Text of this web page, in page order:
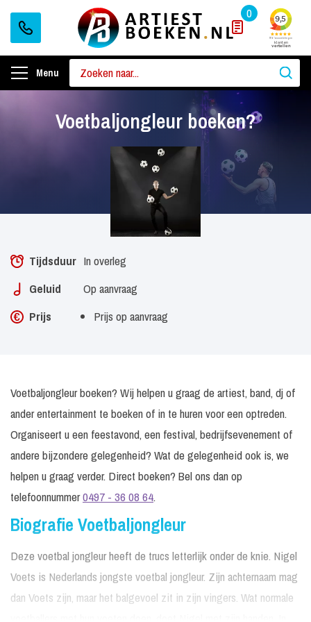
0
Menu
Voetbaljongleur boeken?
Tijdsduur In overleg
Geluid
Op aanvraag
Prijs
Prijs op aanvraag
Voetbaljongleur boeken? Wij helpen u graag de artiest, band, dj of
ander entertainment te boeken of in te huren voor een optreden.
Organiseert u een feestavond, een festival, bedrijfsevenement of
andere bijzondere gelegenheid? Wat de gelegenheid ook is, we
helpen u graag verder. Direct boeken? Bel ons dan op
telefoonnummer0497 - 36 08 64.
Biografie Voetbaljongleur
Deze voetbal jongleur heeft de trucs letterlijk onder de knie. Nigel
Voets is Nederlands jongste voetbal jongleur. Zijn achternaam mag
dan Voets zijn, maar het balgevoel zit in zijn vingers. Wat normale